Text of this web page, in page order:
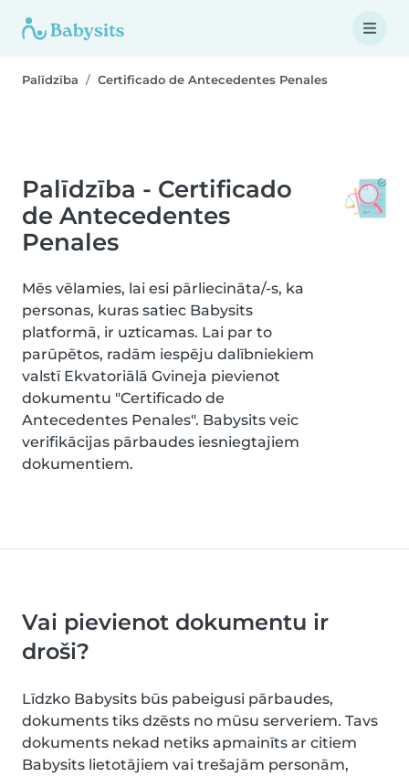
Palīdzība Certificado de Antecedentes Penales
Palīdzība - Certificado
de Antecedentes
Penales
Mēs vēlamies, lai esi pārliecināta/-s, ka
personas, kuras satiec Babysits
platformā, ir uzticamas. Lai par to
parūpētos, radām iespēju dalībniekiem
valstī Ekvatoriālā Gvineja pievienot
dokumentu "Certificado de
Antecedentes Penales". Babysits veic
verifikācijas pārbaudes iesniegtajiem
dokumentiem.
Vai pievienot dokumentu ir
droši?
Līdzko Babysits būs pabeigusi pārbaudes,
dokuments tiks dzēsts no mūsu serveriem. Tavs
dokuments nekad netiks apmainīts ar citiem
Babysits lietotājiem vai trešajām personām,